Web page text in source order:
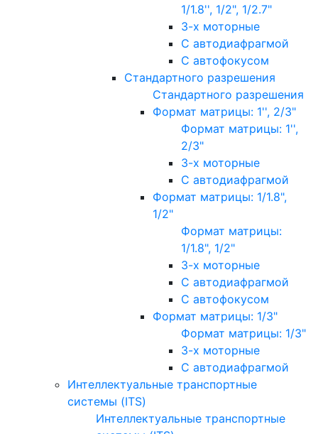
1/1.8'', 1/2", 1/2.7"
3-х моторные
С автодиафрагмой
С автофокусом
Стандартного разрешения
Стандартного разрешения
Формат матрицы: 1'', 2/3"
Формат матрицы: 1'',
2/3"
3-х моторные
С автодиафрагмой
Формат матрицы: 1/1.8",
1/2"
Формат матрицы:
1/1.8", 1/2"
3-х моторные
С автодиафрагмой
С автофокусом
Формат матрицы: 1/3"
Формат матрицы: 1/3"
3-х моторные
С автодиафрагмой
Интеллектуальные транспортные
системы (ITS)
Интеллектуальные транспортные